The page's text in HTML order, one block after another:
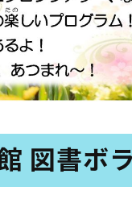
図書ボ